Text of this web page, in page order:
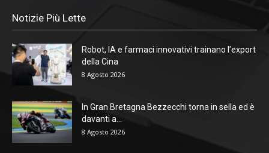
Notizie Più Lette
Robot, IA e farmaci innovativi trainano l’export
della Cina
8 Agosto 2026
In Gran Bretagna Bezzecchi torna in sella ed è
davanti a...
8 Agosto 2026